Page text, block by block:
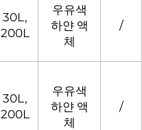
30L,
200L
우유색
하얀 액
체
/
30L,
200L
우유색
하얀 액
체
/